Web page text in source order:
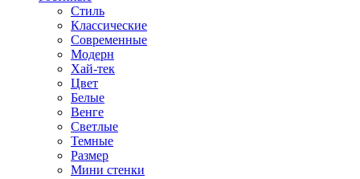
Стиль
Классические
Современные
Модерн
Хай-тек
Цвет
Белые
Венге
Светлые
Темные
Размер
Мини стенки